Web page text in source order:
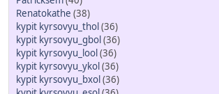
Renatokathe (38)
kypit kyrsovyu_thol(36)
kypit kyrsovyu_gbol(36)
kypit kyrsovyu_lool(36)
kypit kyrsovyu_ykol(36)
kypit kyrsovyu_bxol(36)